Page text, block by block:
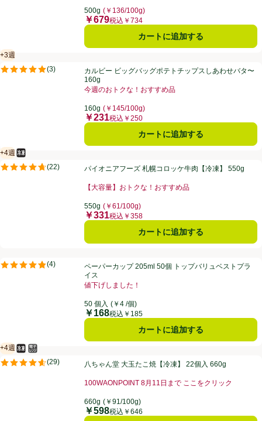
500g (￥136/100g)
価格
￥679税込￥734
カートに追加する
カルビー ビッグバッグポテトチップスしあわせバタ〜 160g
+3週
賞味・消費期限保証：3週間
(3)
評価は3件のレビューで5点中5.0点。カルビー ビッグバッグポテトチップスしあわせバタ〜
160g
今週のおトクな！おすすめ品
160g (￥145/100g)
価格
￥231税込￥250
カートに追加する
パイオニアフーズ 札幌コロッケ牛肉【冷凍】 550g
+4週
賞味・消費期限保証：4週間
冷凍食品
(22)
評価は22件のレビューで5点中4.7点。パイオニアフーズ 札幌コロッケ牛肉【冷凍】 550g
【大容量】おトクな！おすすめ品
550g (￥61/100g)
価格
￥331税込￥358
カートに追加する
ペーパーカップ 205ml 50個 トップバリュベストプライス
(4)
評価は4件のレビューで5点中4.8点。ペーパーカップ 205ml 50個 トップバリュベストプラ
イス
値下げしました！
50 個入 (￥4 /個)
価格
￥168税込￥185
カートに追加する
八ちゃん堂 大玉たこ焼【冷凍】 22個入 660g
+4週
賞味・消費期限保証：4週間
冷凍食品
電子レンジ使用可
(29)
評価は29件のレビューで5点中4.6点。八ちゃん堂 大玉たこ焼【冷凍】 22個入 660g
100WAONPOINT 8月11日まで ここをクリック
660g (￥91/100g)
価格
￥598税込￥646